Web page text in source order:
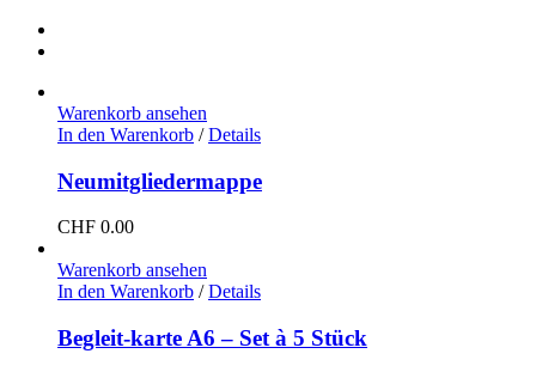
Warenkorb ansehen
In den Warenkorb / Details
Neumitgliedermappe
CHF 0.00
Warenkorb ansehen
In den Warenkorb / Details
Begleit-karte A6 – Set à 5 Stück